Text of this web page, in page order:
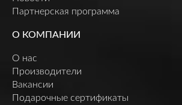
Партнерская программа
О КОМПАНИИ
О нас
Производители
Вакансии
Подарочные сертификаты